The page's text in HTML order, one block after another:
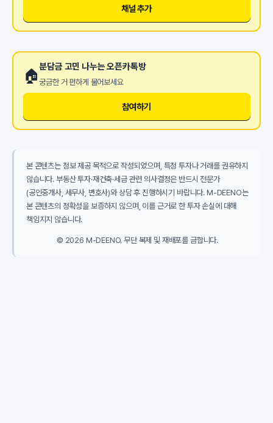
채널 추가
🏠분담금 고민 나누는 오픈카톡방
궁금한 거 편하게 물어보세요
참여하기
본 콘텐츠는 정보 제공 목적으로 작성되었으며, 특정 투자나 거래를 권유하지
않습니다. 부동산 투자·재건축·세금 관련 의사결정은 반드시 전문가
(공인중개사, 세무사, 변호사)와 상담 후 진행하시기 바랍니다. M-DEENO는
본 콘텐츠의 정확성을 보증하지 않으며, 이를 근거로 한 투자 손실에 대해
책임지지 않습니다.
© 2026 M-DEENO. 무단 복제 및 재배포를 금합니다.